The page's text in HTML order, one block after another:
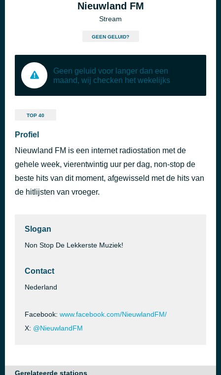
Nieuwland FM
Stream
GEEN GELUID?
Geen geluid voor langer dan een
maand, wij checken het wekelijks
TOP 40
Profiel
Nieuwland FM is een internet radiostation met de
gehele week, vierentwintig uur per dag, non-stop de
beste hits van dit moment, afgewisseld met de hits van
de hitlijsten van vroeger.
Slogan
Non Stop De Lekkerste Muziek!
Contact
Nederland
Facebook: www.facebook.com/NieuwlandFM/
X: @NieuwlandFM
Gerelateerde stations